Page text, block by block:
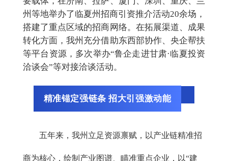
州等地举办了临夏州招商引资推介活动20余场，
搭建了重点区域的招商网络。 在拓展渠道、成果
转化方面，我州充分借助东西部协作、央企帮扶
等平台资源，多次举办“鲁企走进甘肃·临夏投资
洽谈会”等对接洽谈活动。
精准锚定强链条 招大引强激动能
五年来，我州立足资源禀赋，以产业链精准招
商为核心，绘制产业图谱、瞄准重点企业，以“建